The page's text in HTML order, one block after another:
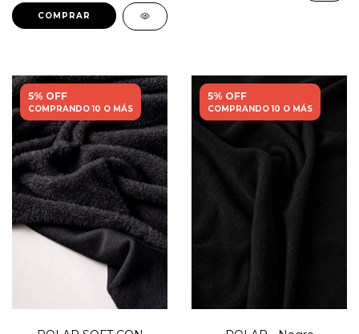
5% OFF
COMPRANDO 10 O MÁS
5% OFF
COMPRANDO 10 O MÁS